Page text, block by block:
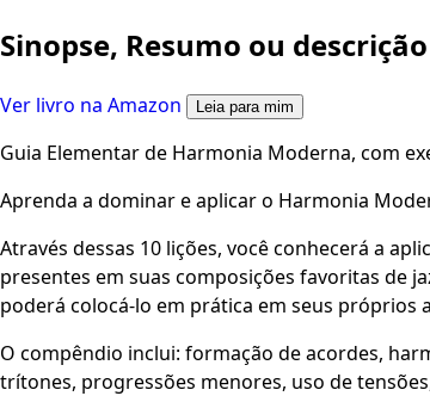
Sinopse, Resumo ou descrição
Ver livro na Amazon Leia para mim
Guia Elementar de Harmonia Moderna, com
Aprenda a dominar e aplicar o Harmonia
Através dessas 10 lições, você conhecerá a
presentes em suas composições favoritas de
poderá colocá-lo em prática em seus próprios
O compêndio inclui: formação de acordes,
trítones, progressões menores, uso de